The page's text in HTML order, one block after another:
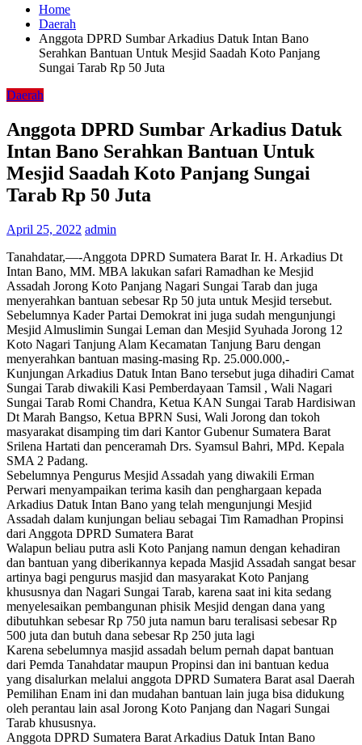
Home
Daerah
Anggota DPRD Sumbar Arkadius Datuk Intan Bano
Serahkan Bantuan Untuk Mesjid Saadah Koto Panjang
Sungai Tarab Rp 50 Juta
Daerah
Anggota DPRD Sumbar Arkadius Datuk
Intan Bano Serahkan Bantuan Untuk
Mesjid Saadah Koto Panjang Sungai
Tarab Rp 50 Juta
April 25, 2022 admin
Tanahdatar,—-Anggota DPRD Sumatera Barat Ir. H. Arkadius Dt
Intan Bano, MM. MBA lakukan safari Ramadhan ke Mesjid
Assadah Jorong Koto Panjang Nagari Sungai Tarab dan juga
menyerahkan bantuan sebesar Rp 50 juta untuk Mesjid tersebut.
Sebelumnya Kader Partai Demokrat ini juga sudah mengunjungi
Mesjid Almuslimin Sungai Leman dan Mesjid Syuhada Jorong 12
Koto Nagari Tanjung Alam Kecamatan Tanjung Baru dengan
menyerahkan bantuan masing-masing Rp. 25.000.000,-
Kunjungan Arkadius Datuk Intan Bano tersebut juga dihadiri Camat
Sungai Tarab diwakili Kasi Pemberdayaan Tamsil , Wali Nagari
Sungai Tarab Romi Chandra, Ketua KAN Sungai Tarab Hardisiwan
Dt Marah Bangso, Ketua BPRN Susi, Wali Jorong dan tokoh
masyarakat disamping tim dari Kantor Gubenur Sumatera Barat
Srilena Hartati dan penceramah Drs. Syamsul Bahri, MPd. Kepala
SMA 2 Padang.
Sebelumnya Pengurus Mesjid Assadah yang diwakili Erman
Perwari menyampaikan terima kasih dan penghargaan kepada
Arkadius Datuk Intan Bano yang telah mengunjungi Mesjid
Assadah dalam kunjungan beliau sebagai Tim Ramadhan Propinsi
dari Anggota DPRD Sumatera Barat
Walapun beliau putra asli Koto Panjang namun dengan kehadiran
dan bantuan yang diberikannya kepada Masjid Assadah sangat besar
artinya bagi pengurus masjid dan masyarakat Koto Panjang
khususnya dan Nagari Sungai Tarab, karena saat ini kita sedang
menyelesaikan pembangunan phisik Mesjid dengan dana yang
dibutuhkan sebesar Rp 750 juta namun baru teralisasi sebesar Rp
500 juta dan butuh dana sebesar Rp 250 juta lagi
Karena sebelumnya masjid assadah belum pernah dapat bantuan
dari Pemda Tanahdatar maupun Propinsi dan ini bantuan kedua
yang disalurkan melalui anggota DPRD Sumatera Barat asal Daerah
Pemilihan Enam ini dan mudahan bantuan lain juga bisa didukung
oleh perantau lain asal Jorong Koto Panjang dan Nagari Sungai
Tarab khususnya.
Anggota DPRD Sumatera Barat Arkadius Datuk Intan Bano